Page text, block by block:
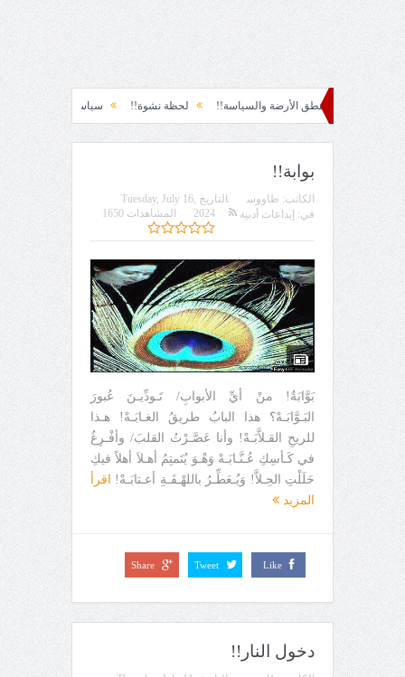
الأرضة والسياسة!! لحظة نشوة!! سياسة!! تاج الهرمية!! الحقيقة
بوابة!!
الكاتب: طاووس التاريخ Tuesday, July 16,
2024
في: إبداعات أدبية المشاهدات 1650
بَوَّابَةٌ! منْ أيِّ الأبوابِ/ تَـودِّيـنَ عُبورَ
البَـوَّابَـهْ؟ هذا البابُ طريقُ الغـابَـهْ! هـذا
للريحِ القـلاَّبَـهْ! وأنا عَصَّـرْتُ القلبَ/ وأفْـرِغُ
في كَـأسِكِ عُـنَّـابَـهْ وَهْـوَ يُتَمتِمُ أهـلاَ أهلاً فيكِ
حَلَلْتِ الحِـلاَّ! وَيُـعَطِّـرُ باللهْـفَـةِ أعـتابَـهْ! اقرأ
المزيد
Like
Tweet
Share
دخول النار!!